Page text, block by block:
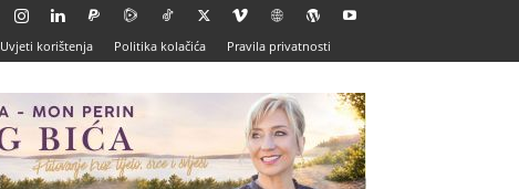
Uvjeti korištenja Politika kolačića Pravila privatnosti